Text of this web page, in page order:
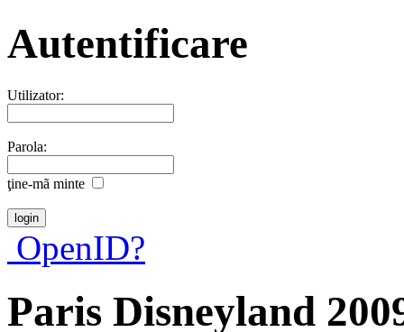
Autentificare
Utilizator:
Parola:
ţine-mã minte
OpenID?
Paris Disneyland